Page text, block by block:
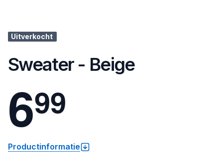
Uitverkocht
Sweater - Beige
699
Productinformatie